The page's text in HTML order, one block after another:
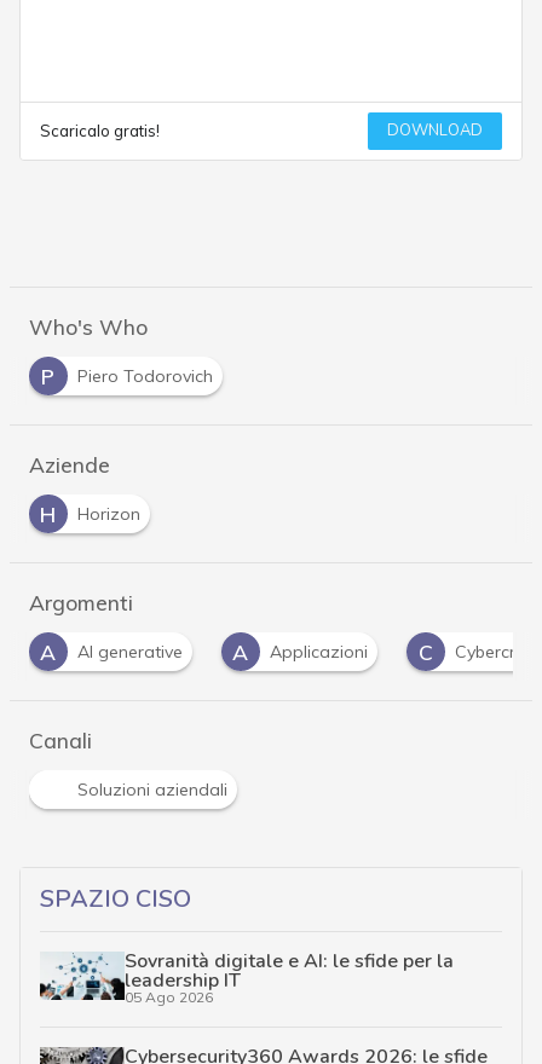
Scaricalo gratis! DOWNLOAD
Who's Who
P
Piero Todorovich
Aziende
H
Horizon
Argomenti
A Applicazioni C Cybercrime C
Canali
Soluzioni aziendali
SPAZIO CISO
Sovranità digitale e AI: le sfide per la
leadership IT
05 Ago 2026
Cybersecurity360 Awards 2026: le sfide